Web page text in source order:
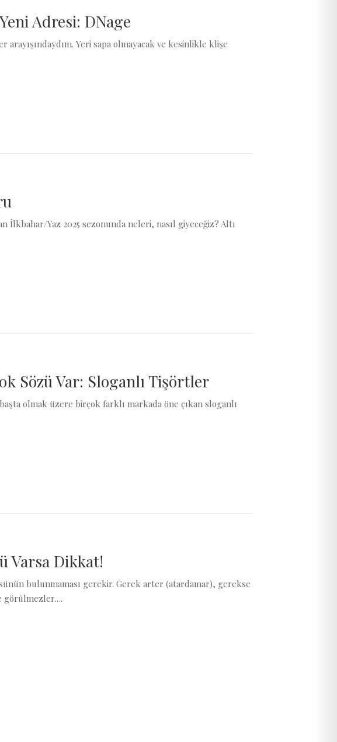
Adresi: DNage
Yeri sapa olmayacak ve kesinlikle klişe
Yaz 2025 sezonunda neleri, nasıl giyeceğiz? Altı
Sözü Var: Sloganlı Tişörtler
olmak üzere birçok farklı markada öne çıkan sloganlı
Varsa Dikkat!
bulunmaması gerekir. Gerek arter (atardamar), gerekse
görülmezler….